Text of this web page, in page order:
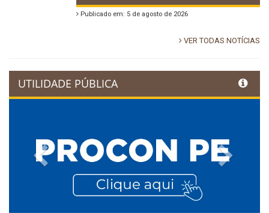
Publicado em: 5 de agosto de 2026
VER TODAS NOTÍCIAS
UTILIDADE PÚBLICA
Previous